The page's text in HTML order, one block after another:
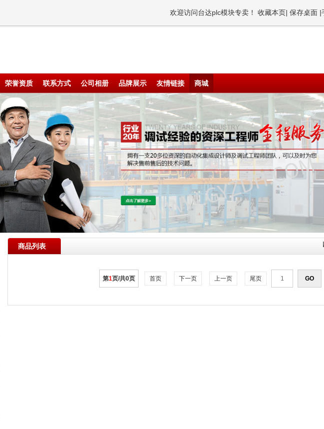
欢迎访问台达plc模块专卖！ 收藏本页| 保存桌面 |
荣誉资质 联系方式 公司相册 品牌展示 友情链接 商城
商品列表
第1页/共0页 首页 下一页 上一页 尾页